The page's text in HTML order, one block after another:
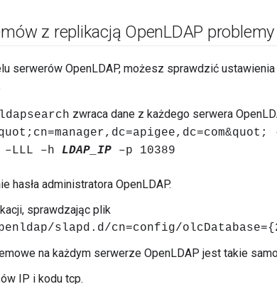
z replikacją OpenLDAP problemy
serwerów OpenLDAP, możesz sprawdzić
ldapsearch zwraca dane z każdego serwera
–LLL –h LDAP_IP –p 10389
hasła administratora OpenLDAP.
sprawdzając plik
slapd.d/cn=config/
na każdym serwerze OpenLDAP jest takie
IP i kodu tcp.